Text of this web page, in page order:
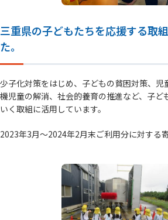
三重県の子どもたちを応援する取
た。
少子化対策をはじめ、子どもの貧困対策、児
機児童の解消、社会的養育の推進など、子ど
いく取組に活用しています。
2023年3月～2024年2月末ご利用分に対する